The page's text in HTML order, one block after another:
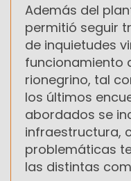
Además del
permitió seguir
de inquietudes
funcionamiento
rionegrino, tal
los últimos
abordados se
infraestructura,
problemáticas
las distintas